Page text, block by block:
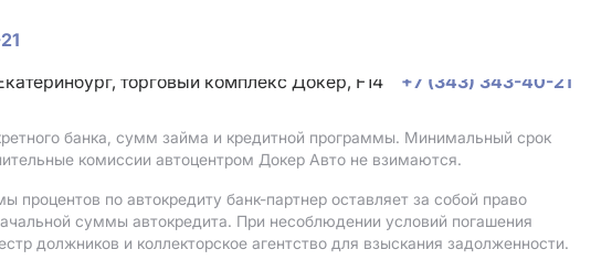
торговый комплекс Докер, F14
+7 (343) 343-40-21
банка, сумм займа и кредитной программы. Минимальный срок
комиссии автоцентром Докер Авто не взимаются.
по автокредиту банк-партнер оставляет за собой право
суммы автокредита. При несоблюдении условий погашения
должников и коллекторское агентство для взыскания задолженности.